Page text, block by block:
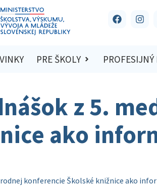
PRE ŠKOLY PROFESIJNÝ
z 5.
ako
konferencie Školské knižnice ako